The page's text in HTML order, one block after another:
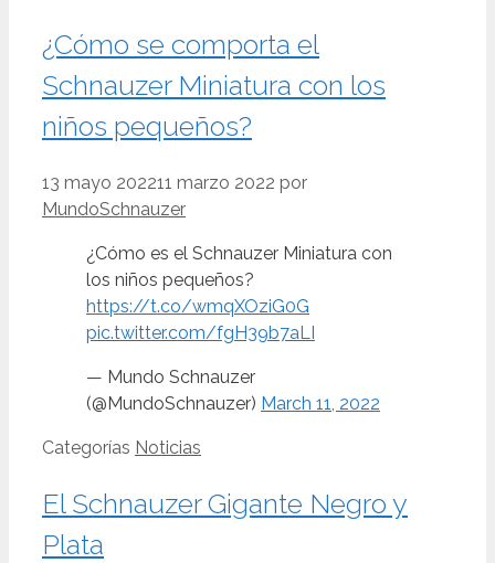
¿Cómo se comporta el
Schnauzer Miniatura con los
niños pequeños?
13 mayo 202211 marzo 2022 por
MundoSchnauzer
¿Cómo es el Schnauzer Miniatura con
los niños pequeños?
https://t.co/wmqXOziG0G
pic.twitter.com/fgH39b7aLI
— Mundo Schnauzer
(@MundoSchnauzer) March 11, 2022
Categorías Noticias
El Schnauzer Gigante Negro y
Plata